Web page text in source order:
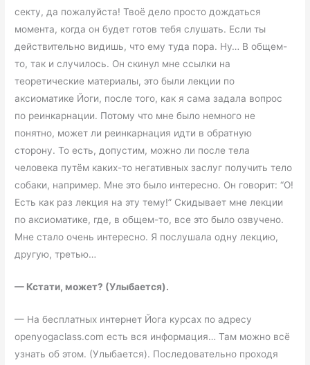
секту, да пожалуйста! Твоё дело просто дождаться
момента, когда он будет готов тебя слушать. Если ты
действительно видишь, что ему туда пора. Ну… В общем-
то, так и случилось. Он скинул мне ссылки на
теоретические материалы, это были лекции по
аксиоматике Йоги, после того, как я сама задала вопрос
по реинкарнации. Потому что мне было немного не
понятно, может ли реинкарнация идти в обратную
сторону. То есть, допустим, можно ли после тела
человека путём каких-то негативных заслуг получить тело
собаки, например. Мне это было интересно. Он говорит: “О!
Есть как раз лекция на эту тему!” Скидывает мне лекции
по аксиоматике, где, в общем-то, все это было озвучено.
Мне стало очень интересно. Я послушала одну лекцию,
другую, третью…
— Кстати, может? (Улыбается).
— На бесплатных интернет Йога курсах по адресу
openyogaclass.com есть вся информация… Там можно всё
узнать об этом. (Улыбается). Последовательно проходя